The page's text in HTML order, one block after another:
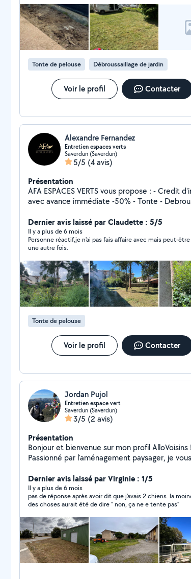
Tonte de pelouse Débroussaillage de jardin
Voir le profil Contacter
Alexandre Fernandez
Entretien espaces verts
Saverdun (Saverdun)
5/5 (4 avis)
Présentation
AFA ESPACES VERTS vous propose : - Credit d'impôt
avec avance immédiate -50% - Tonte -
ou intervention ponctuelle. - Pour particuliers et
professionnels.
Dernier avis laissé par Claudette : 5/5
Il y a plus de 6 mois
Personne réactif,je n'ai pas fais affaire avec mais peut-
une autre fois.
Tonte de pelouse
Voir le profil Contacter
Jordan Pujol
Entretien espace vert
Saverdun (Saverdun)
3/5 (2 avis)
Présentation
Bonjour et bienvenue sur mon profil AlloVoisins !
Passionné par l'aménagement paysager, je vous
espaces verts. Mes Services : - Tonte de Pelouse -
Taille de Haies Entretien et Aménagement Paysager Je
suis à votre disposition pour toute question.
Dernier avis laissé par Virginie : 1/5
Il y a plus de 6 mois
pas de réponse après avoir dit que j'avais 2 chiens. la
des choses aurait été de dire " non, ça ne e tente pas"